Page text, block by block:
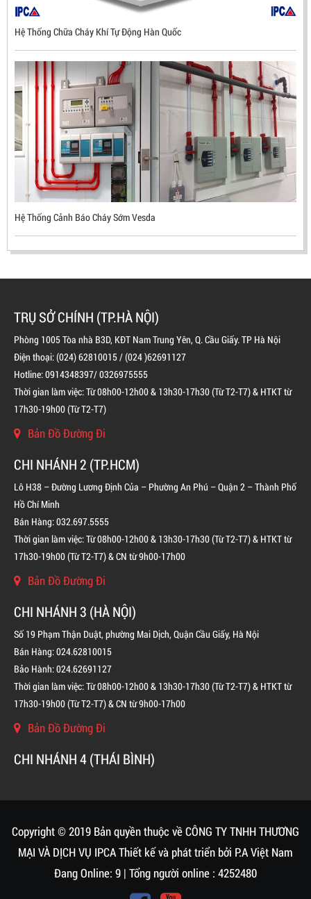
ĐẦU BÁO LỬA CHỐNG NỔ UV/IR- UX300 –
MEKASENTRON KOREA
LIÊN HỆ
Mã sản phẩm: UX300
BÌNH CHỮA CHÁY ĐỘC LẬP KHÍ FM200
BÌNH CHỮA CHÁY KHÍ FM200 CHO TỦ ĐIỆN
LIÊN HỆ
Hệ Thống Chữa Cháy Khí Tự Động Hàn Quốc
Hệ Thống Cảnh Báo Cháy Sớm Vesda
TRỤ SỞ CHÍNH (TP.HÀ NỘI)
Phòng 1005 Tòa nhà B3D, KĐT Nam Trung Yên, Q. Cầu Giấy. TP Hà Nội
Điện thoại: (024) 62810015 / (024 )62691127
Hotline: 0914348397/ 0326975555
Thời gian làm việc: Từ 08h00-12h00 & 13h30-17h30 (Từ T2-T7) & HTKT từ
17h30-19h00 (Từ T2-T7)
Bản Đồ Đường Đi
CHI NHÁNH 2 (TP.HCM)
Lô H38 – Đường Lương Định Của – Phường An Phú – Quận 2 – Thành Phố
Hồ Chí Minh
Bán Hàng: 032.697.5555
Thời gian làm việc: Từ 08h00-12h00 & 13h30-17h30 (Từ T2-T7) & HTKT từ
17h30-19h00 (Từ T2-T7) & CN từ 9h00-17h00
Bản Đồ Đường Đi
CHI NHÁNH 3 (HÀ NỘI)
Số 19 Phạm Thận Duật, phường Mai Dịch, Quận Cầu Giấy, Hà Nội
Bán Hàng: 024.62810015
Bảo Hành: 024.62691127
Thời gian làm việc: Từ 08h00-12h00 & 13h30-17h30 (Từ T2-T7) & HTKT từ
17h30-19h00 (Từ T2-T7) & CN từ 9h00-17h00
Bản Đồ Đường Đi
CHI NHÁNH 4 (THÁI BÌNH)
Copyright © 2019 Bản quyền thuộc về CÔNG TY TNHH THƯƠNG
MẠI VÀ DỊCH VỤ IPCAThiết kế và phát triển bởi P.A Việt Nam
Đang Online: 9 | Tổng người online : 4252480